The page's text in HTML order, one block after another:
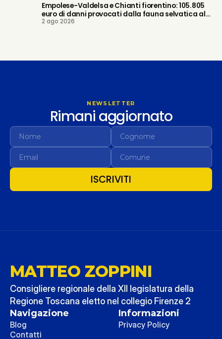
Empolese-Valdelsa e Chianti fiorentino: 105.805
euro di danni provocati dalla fauna selvatica alle
imprese agricole
2 ago 2026
NEWSLETTER
Rimani aggiornato
ISCRIVITI
MATTEO ZOPPINI
Consigliere regionale della XII legislatura della
Regione Toscana eletto nel collegio Firenze 2
Navigazione
Blog
Contatti
Informazioni
Privacy Policy